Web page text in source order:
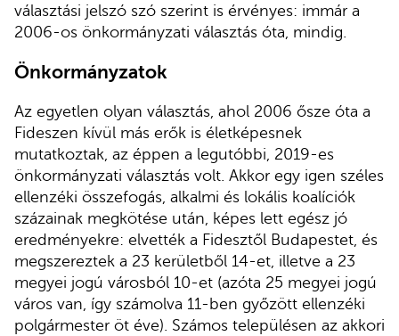
választási jelszó szó szerint is érvényes: immár a
2006-os önkormányzati választás óta, mindig.
Önkormányzatok
Az egyetlen olyan választás, ahol 2006 ősze óta a
Fideszen kívül más erők is életképesnek
mutatkoztak, az éppen a legutóbbi, 2019-es
önkormányzati választás volt. Akkor egy igen széles
ellenzéki összefogás, alkalmi és lokális koalíciók
százainak megkötése után, képes lett egész jó
eredményekre: elvették a Fidesztől Budapestet, és
megszereztek a 23 kerületből 14-et, illetve a 23
megyei jogú városból 10-et (azóta 25 megyei jogú
város van, így számolva 11-ben győzött ellenzéki
polgármester öt éve). Számos településen az akkori